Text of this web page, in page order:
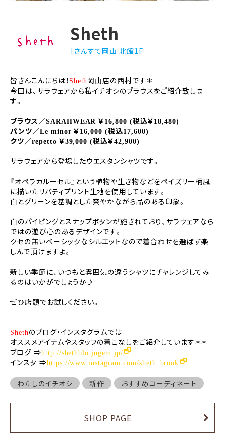
Sheth
［さんすて岡山 北館1F］
皆さんこんにちは！ Sheth岡山店の西村です＊
今回は、サラウェアから私イチオシのブラウスをご紹介致しま
す。
ブラウス／SARAHWEAR￥ 16,800 (税込￥ 18,480)
パンツ／Le minor￥ 16,000 (税込17,600)
クツ／repetto ￥39,000 (税込￥42,900)
サラウェアから登場したウエスタンシャツです。
『オペラカルーセル』という植物や生き物などをペイズリー柄風
に描いたリバティプリント生地を使用しています。
白とグリーンを基調とした爽やかながら品のある印象。
白のパイピングとスナップボタンが施されており、サラウェアなら
ではの遊び心のあるデザインです。
クセの無いベーシックなシルエットなので着合わせを選ばず楽
しんで頂けますよ。
新しい季節に、いつもと雰囲気の違うシャツにチャレンジしてみ
るのはいかがでしょうか♪
ぜひ店頭でお試しください。
Shethのブログ・インスタグラムでは
オススメアイテムやスタッフの着こなしをご紹介しています＊＊
ブログ ⇒http://shethblo.jugem.jp/
インスタ ⇒https://www.instagram.com/sheth_brook
わたしのイチオシ 新作 おすすめコーディネート
SHOP PAGE